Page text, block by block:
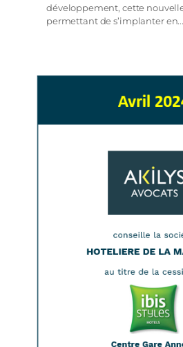
développement, cette
permettant de s’implanter en...